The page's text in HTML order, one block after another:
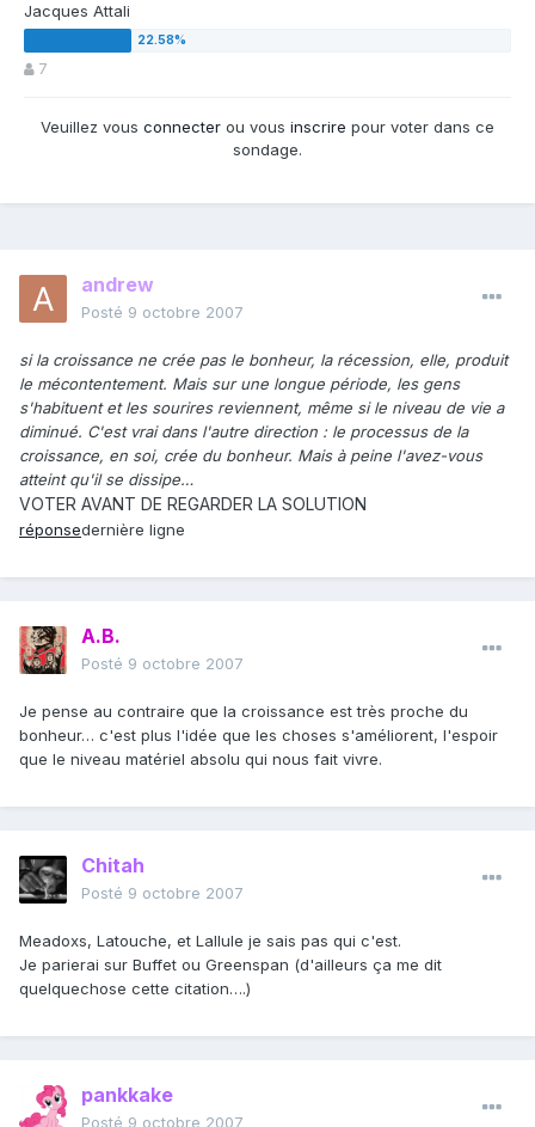
Jacques Attali
7
Veuillez vous connecter ou vous inscrire pour voter dans ce
sondage.
andrew
Posté 9 octobre 2007
si la croissance ne crée pas le bonheur, la récession, elle, produit
le mécontentement. Mais sur une longue période, les gens
s'habituent et les sourires reviennent, même si le niveau de vie a
diminué. C'est vrai dans l'autre direction : le processus de la
croissance, en soi, crée du bonheur. Mais à peine l'avez-vous
atteint qu'il se dissipe…
VOTER AVANT DE REGARDER LA SOLUTION
réponsedernière ligne
A.B.
Posté 9 octobre 2007
Je pense au contraire que la croissance est très proche du
bonheur… c'est plus l'idée que les choses s'améliorent, l'espoir
que le niveau matériel absolu qui nous fait vivre.
Chitah
Posté 9 octobre 2007
Meadoxs, Latouche, et Lallule je sais pas qui c'est.
Je parierai sur Buffet ou Greenspan (d'ailleurs ça me dit
quelquechose cette citation….)
pankkake
Posté 9 octobre 2007